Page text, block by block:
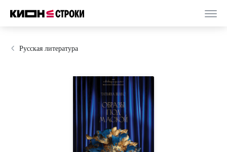
Русская литература